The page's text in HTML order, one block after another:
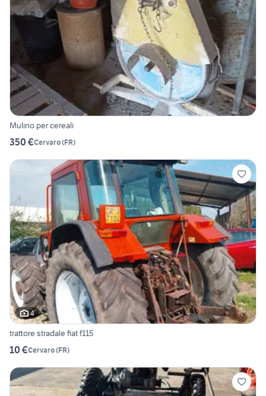
Mulino per cereali
350 €Cervaro(FR)
4
trattore stradale fiat f115
10 €Cervaro(FR)